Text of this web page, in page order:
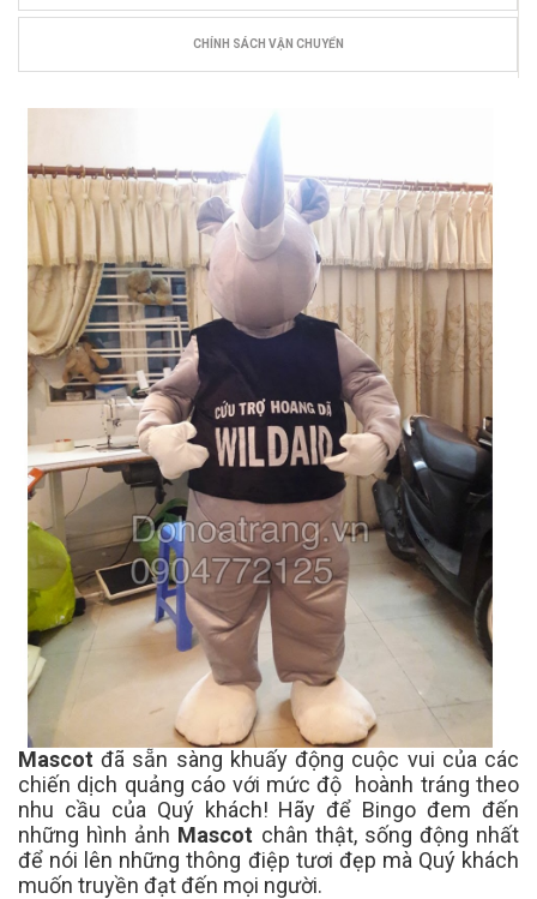
CHÍNH SÁCH VẬN CHUYỂN
Mascotđã sẵn sàng khuấy động cuộc vui của các
chiến dịch quảng cáo với mức độ hoành tráng theo
nhu cầu của Quý khách! Hãy để Bingo đem đến
những hình ảnh Mascot chân thật, sống động nhất
để nói lên những thông điệp tươi đẹp mà Quý khách
muốn truyền đạt đến mọi người.